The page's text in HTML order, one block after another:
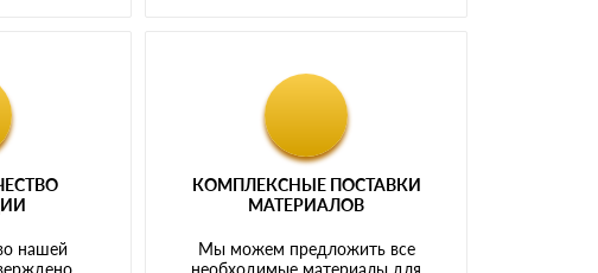
нашей
КОМПЛЕКСНЫЕ ПОСТАВКИ
МАТЕРИАЛОВ
Мы можем предложить все
необходимые материалы для